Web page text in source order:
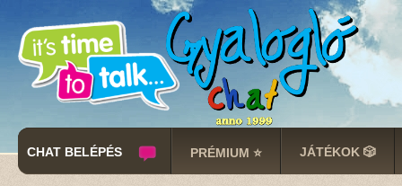
CHAT BELÉPÉS PRÉMIUM ⭐ JÁTÉKOK 🎲